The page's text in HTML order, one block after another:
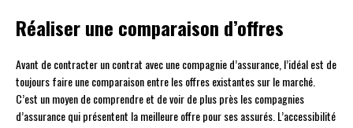
Réaliser une comparaison d’offres
Avant de contracter un contrat avec une compagnie d’assurance, l’idéal est de
toujours faire une comparaison entre les offres existantes sur le marché.
C’est un moyen de comprendre et de voir de plus près les compagnies
d’assurance qui présentent la meilleure offre pour ses assurés. L’accessibilité